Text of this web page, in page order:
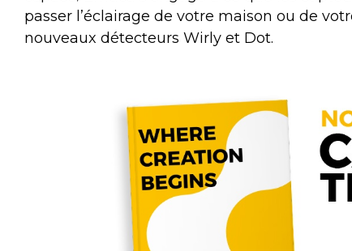
passer l’éclairage de votre maison ou de
nouveaux détecteurs Wirly et Dot.